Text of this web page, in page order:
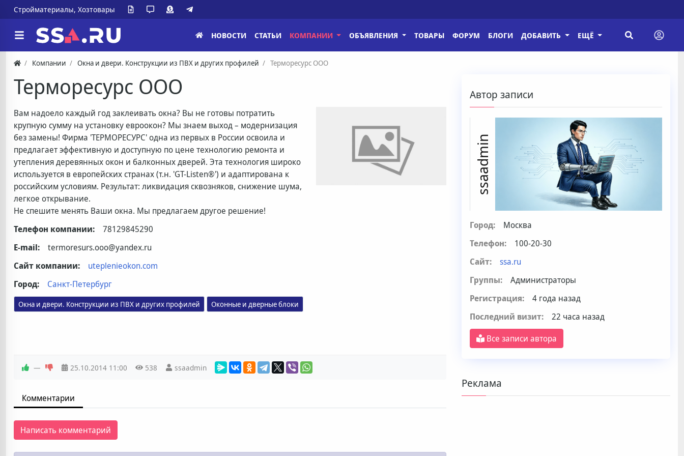
Стройматериалы, Хозтовары
НОВОСТИ СТАТЬИ КОМПАНИИ ОБЪЯВЛЕНИЯ ТОВАРЫ ФОРУМ БЛОГИ ДОБАВИТЬ ЕЩЁ
Компании Окна и двери. Конструкции из ПВХ и других профилей Терморесурс ООО
Терморесурс ООО
Вам надоело каждый год заклеивать окна? Вы не готовы потратить
крупную сумму на установку евроокон? Мы знаем выход – модернизация
без замены! Фирма 'ТЕРМОРЕСУРС' одна из первых в России освоила и
предлагает эффективную и доступную по цене технологию ремонта и
утепления деревянных окон и балконных дверей. Эта технология широко
используется в европейских странах (т.н. 'GT-Listen®') и адаптирована к
российским условиям. Результат: ликвидация сквозняков, снижение шума,
легкое открывание.
Не спешите менять Ваши окна. Мы предлагаем другое решение!
Телефон компании:
78129845290
E-mail:
termoresurs.ooo@yandex.ru
Сайт компании:
uteplenieokon.com
Город:
Санкт-Петербург
Окна и двери. Конструкции из ПВХ и других профилей Оконные и дверные блоки
— 25.10.2014 11:00 538 ssaadmin
Комментарии
Написать комментарий
Автор записи
ssaadmin
Город:
Москва
Телефон:
100-20-30
Сайт:
ssa.ru
Группы:
Администраторы
Регистрация:
4 года назад
Последний визит:
22 часа назад
Все записи автора
Реклама